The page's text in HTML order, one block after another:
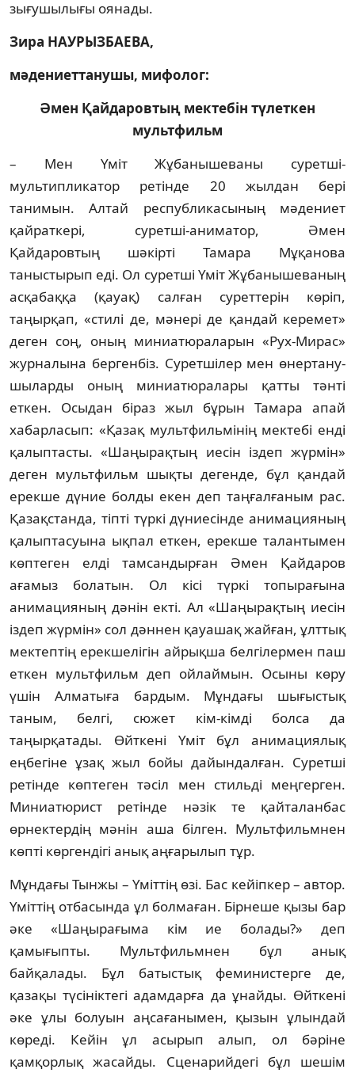
зығушылығы оянады.
Зира НАУРЫЗБАЕВА,
мәдениеттанушы, мифолог:
Әмен Қайдаровтың мектебін түлеткен
мультфильм
– Мен Үміт Жұбанышеваны суретші-
мультипликатор ретінде 20 жылдан бері
танимын. Алтай республикасының мәдениет
қайраткері, суретші-аниматор, Әмен
Қайдаровтың шәкірті Тамара Мұқанова
таныстырып еді. Ол суретші Үміт Жұбанышеваның
асқабаққа (қауақ) салған суреттерін көріп,
таңырқап, «стилі де, мәнері де қандай керемет»
деген соң, оның миниатюраларын «Рух-Мирас»
журналына бергенбіз. Суретшілер мен өнер­тану­
шыларды оның миниатюралары қатты тәнті
еткен. Осыдан біраз жыл бұрын Тамара апай
хабарласып: «Қазақ мультфильмінің мектебі енді
қалыптасты. «Шаңырақтың иесін іздеп жүрмін»
деген мультфильм шықты дегенде, бұл қандай
ерекше дүние болды екен деп таңғалғаным рас.
Қазақстанда, тіпті түркі дүниесінде анимацияның
қалыптасуына ықпал еткен, ерекше талантымен
көптеген елді тамсандырған Әмен Қайдаров
ағамыз болатын. Ол кісі түркі топырағына
анимацияның дәнін екті. Ал «Шаңырақтың иесін
іздеп жүрмін» сол дәннен қауашақ жайған, ұлттық
мектептің ерекшелігін айрықша белгілермен паш
ет­кен мультфильм деп ойлаймын. Осыны көру
үшін Алматыға бардым. Мұндағы шы­ғыстық
таным, белгі, сюжет кім-кімді болса да
таңырқатады. Өйткені Үміт бұл ани­ма­ция­лық
еңбегіне ұзақ жыл бойы дайындалған. Суретші
ретінде көптеген тәсіл мен стильді меңгерген.
Миниатюрист ретінде нәзік те қайталанбас
өрнектердің мәнін аша білген. Мультфильмнен
көпті көргендігі анық аңғарылып тұр.
Мұндағы Тынжы – Үміттің өзі. Бас кейіпкер – автор.
Үміттің отбасында ұл болмаған. Бір­неше қызы бар
әке «Шаңырағыма кім ие болады?» деп
қамығыпты. Мультфильмнен бұл анық
байқалады. Бұл батыстық феминистерге де,
қазақы түсініктегі адамдарға да ұнай­ды. Өйткені
әке ұлы болуын аңсағанымен, қызын ұлындай
көреді. Кейін ұл асырып алып, ол бәріне
қамқорлық жасайды. Сценарийдегі бұл шешім